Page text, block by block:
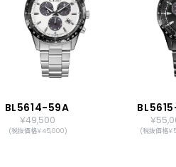
BL5614-59A
￥49,500
(税抜価格￥45,000)
￥
(税抜価格